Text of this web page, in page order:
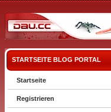
STARTSEITE BLOG PORTAL
Startseite
Registrieren